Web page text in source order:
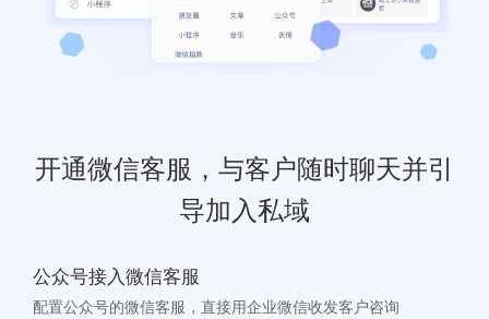
开通微信客服，与客户随时聊天并引
导加入私域
公众号接入微信客服
配置公众号的微信客服，直接用企业微信收发客户咨询